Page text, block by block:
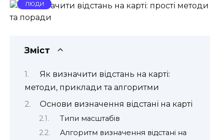
ЛЮДИ
Зміст
Як визначити відстань на карті:
методи, приклади та алгоритми
Основи визначення відстані на карті
Типи масштабів
Алгоритм визначення відстані на